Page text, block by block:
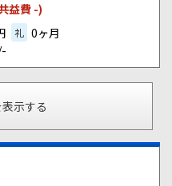
益費 -)
礼 0ヶ月
示する